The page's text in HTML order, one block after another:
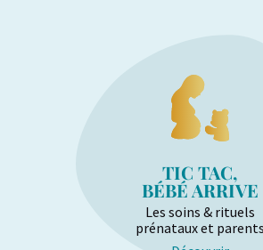
TIC TAC,
BÉBÉ ARRIVE
Les soins & rituels
prénataux et parents